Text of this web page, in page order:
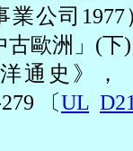
業公司 1977
歐洲」 (下)
通史》，
〔UL